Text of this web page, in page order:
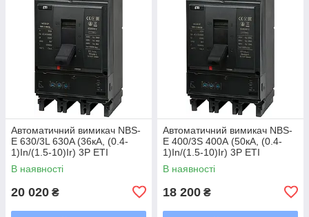
Автоматичний вимикач NBS-
E 630/3L 630A (36кА, (0.4-
1)In/(1.5-10)Ir) 3P ETI
В наявності
20 020 ₴
Автоматичний вимикач NBS-
E 400/3S 400А (50кА, (0.4-
1)In/(1.5-10)Ir) 3P ETI
В наявності
18 200 ₴